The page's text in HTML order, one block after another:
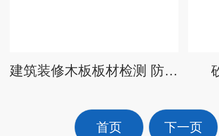
建筑装修木板板材检测 防腐涂料
首页 下一页